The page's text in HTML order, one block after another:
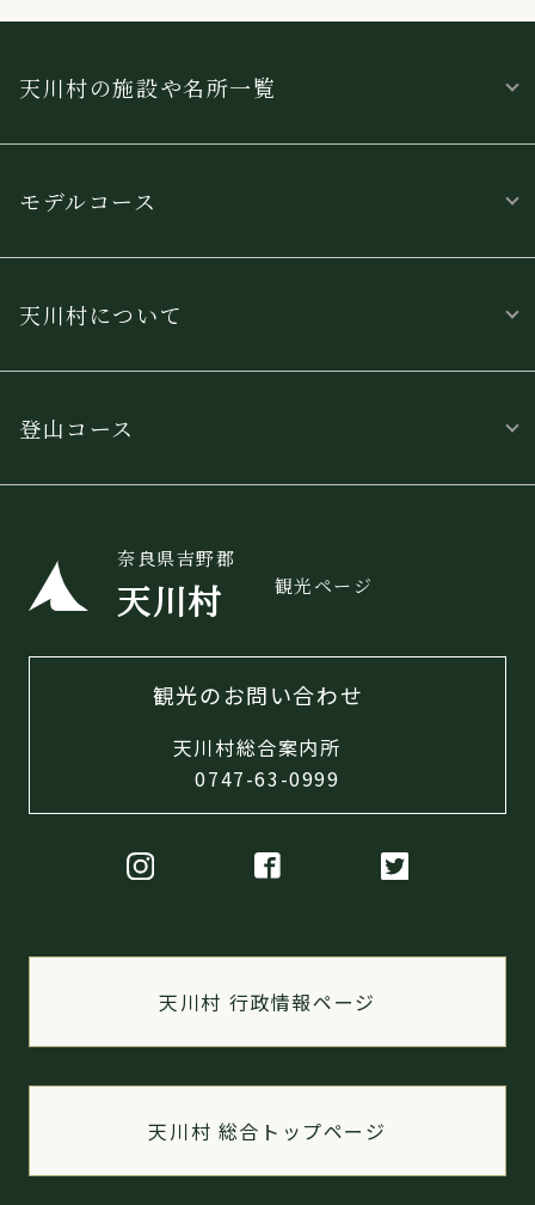
天川村の施設や名所一覧
モデルコース
天川村について
登山コース
奈良県吉野郡
天川村 観光ページ
観光のお問い合わせ
天川村総合案内所
0747-63-0999
天川村 行政情報ページ
天川村 総合トップページ